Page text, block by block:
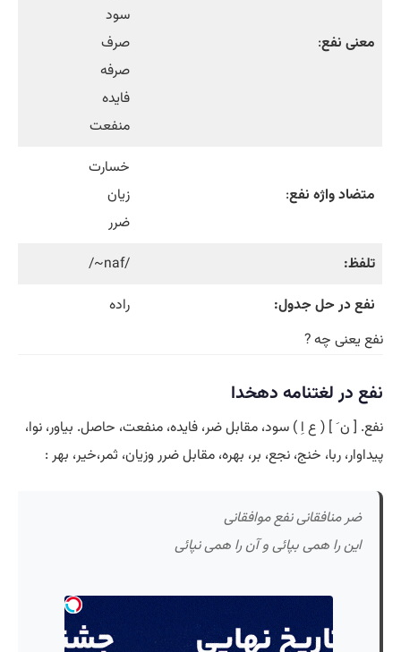
معنی نفع:
سود
صرف
صرفه
فایده
منفعت
متضاد واژه نفع:
خسارت
زیان
ضرر
تلفظ:
/naf~/
نفع در حل جدول:
راده
نفع یعنی چه ?
نفع در لغتنامه دهخدا
نفع. [ ن َ ] ( ع اِ ) سود، مقابل ضر، فایده، منفعت، حاصل. بیاور، نوا،
پیداوار، ربا، خنج، نجع، بر، بهره، مقابل ضرر وزیان، ثمر،خیر، بهر :
ضر منافقانی نفع موافقانی
این را همی بپائی و آن را همی نپائی